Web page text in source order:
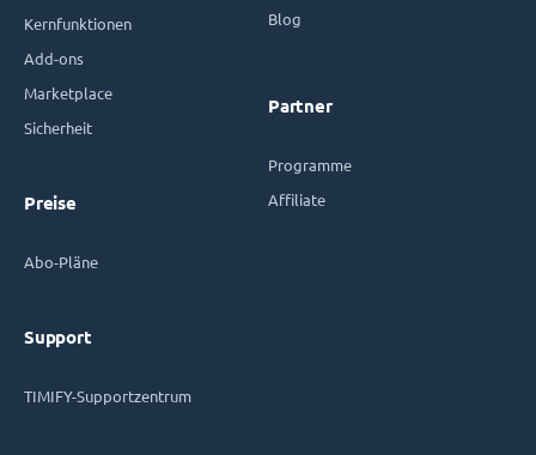
Kernfunktionen
Add-ons
Marketplace
Sicherheit
Preise
Abo-Pläne
Support
TIMIFY-Supportzentrum
Blog
Partner
Programme
Affiliate